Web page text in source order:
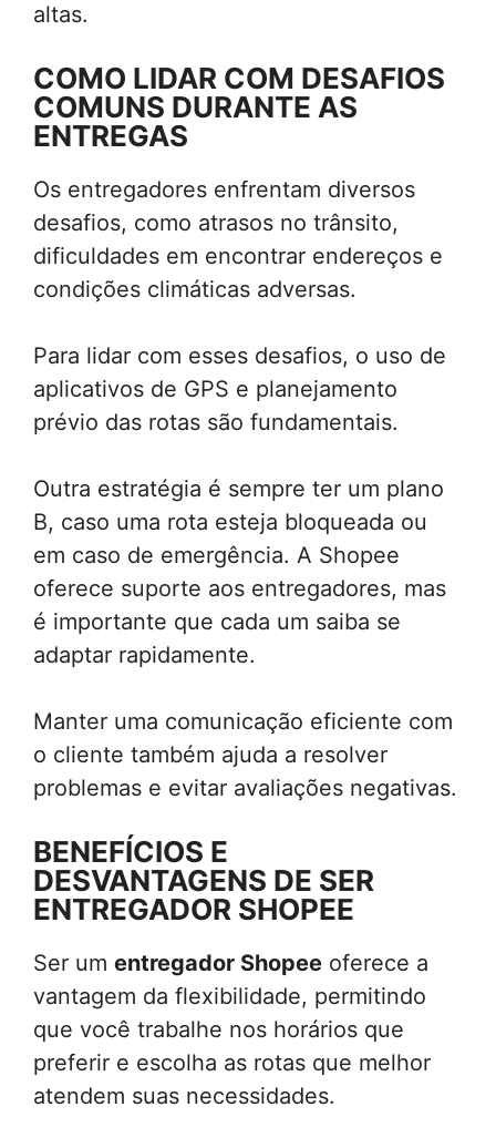
altas.
COMO LIDAR COM DESAFIOS
COMUNS DURANTE AS
ENTREGAS
Os entregadores enfrentam diversos
desafios, como atrasos no trânsito,
dificuldades em encontrar endereços e
condições climáticas adversas.
Para lidar com esses desafios, o uso de
aplicativos de GPS e planejamento
prévio das rotas são fundamentais.
Outra estratégia é sempre ter um plano
B, caso uma rota esteja bloqueada ou
em caso de emergência. A Shopee
oferece suporte aos entregadores, mas
é importante que cada um saiba se
adaptar rapidamente.
Manter uma comunicação eficiente com
o cliente também ajuda a resolver
problemas e evitar avaliações negativas.
BENEFÍCIOS E
DESVANTAGENS DE SER
ENTREGADOR SHOPEE
Ser um entregador Shopee oferece a
vantagem da flexibilidade, permitindo
que você trabalhe nos horários que
preferir e escolha as rotas que melhor
atendem suas necessidades.